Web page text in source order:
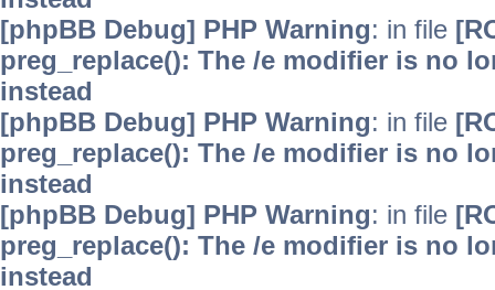
[phpBB Debug] PHP Warning: in file
preg_replace(): The /e modifier is no
instead
[phpBB Debug] PHP Warning: in file
preg_replace(): The /e modifier is no
instead
[phpBB Debug] PHP Warning: in file
preg_replace(): The /e modifier is no
instead